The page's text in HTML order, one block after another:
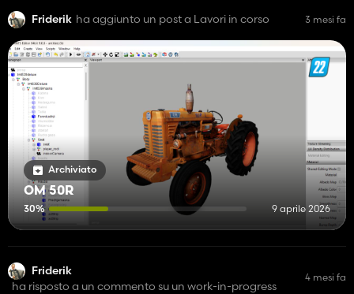
Friderik ha aggiunto un post a Lavori in corso 3 mesi fa
Archiviato
OM 50R
30% 9 aprile 2026
Friderik
ha risposto a un commento su un work-in-progress
4 mesi fa